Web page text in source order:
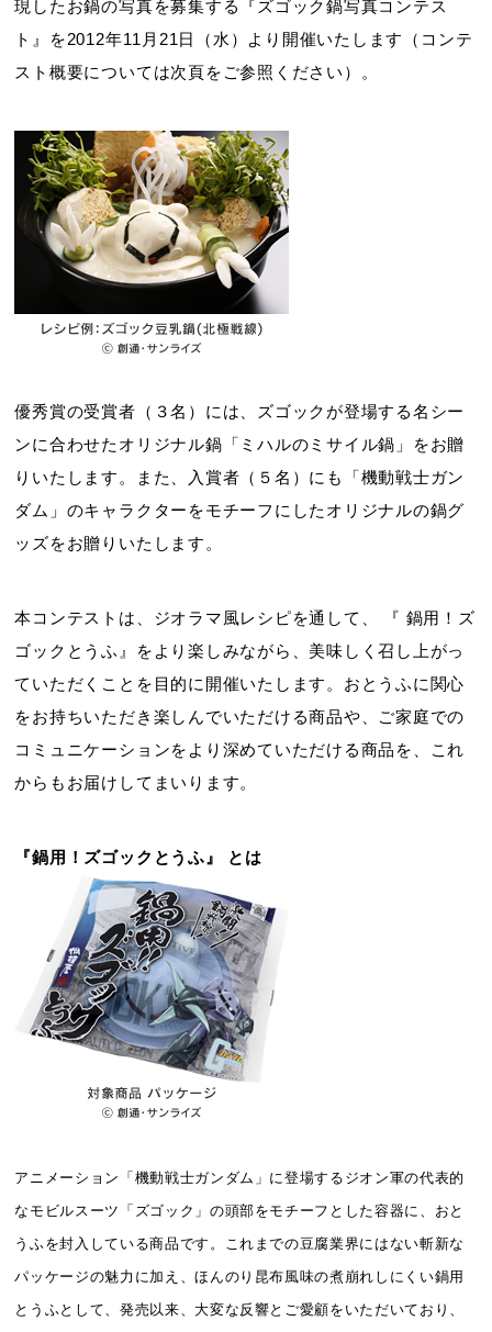
現したお鍋の写真を募集する『ズゴック鍋写真コンテス
ト』を2012年11月21日（水）より開催いたします（コンテ
スト概要については次頁をご参照ください）。
優秀賞の受賞者（３名）には、ズゴックが登場する名シー
ンに合わせたオリジナル鍋「ミハルのミサイル鍋」をお贈
りいたします。また、入賞者（５名）にも「機動戦士ガン
ダム」のキャラクターをモチーフにしたオリジナルの鍋グ
ッズをお贈りいたします。
本コンテストは、ジオラマ風レシピを通して、 『 鍋用！ズ
ゴックとうふ』をより楽しみながら、美味しく召し上がっ
ていただくことを目的に開催いたします。おとうふに関心
をお持ちいただき楽しんでいただける商品や、ご家庭での
コミュニケーションをより深めていただける商品を、これ
からもお届けしてまいります。
『鍋用！ズゴックとうふ』 とは
アニメーション「機動戦士ガンダム」に登場するジオン軍の代表的
なモビルスーツ「ズゴック」の頭部をモチーフとした容器に、おと
うふを封入している商品です。これまでの豆腐業界にはない斬新な
パッケージの魅力に加え、ほんのり昆布風味の煮崩れしにくい鍋用
とうふとして、発売以来、大変な反響とご愛顧をいただいており、